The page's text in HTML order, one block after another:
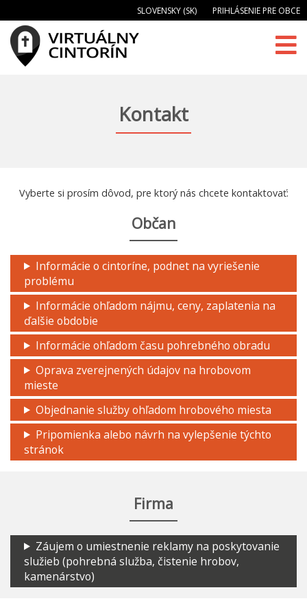
SLOVENSKY (SK) PRIHLÁSENIE PRE OBCE
Kontakt
Vyberte si prosím dôvod, pre ktorý nás chcete kontaktovať:
Občan
Informácie o cintoríne, podnet na vyriešenie
problému
Informácie ohľadom nájmu, ceny, zaplatenia na
ďalšie obdobie
Informácie ohľadom času pohrebného obradu
Oprava zverejnených údajov na hrobovom
mieste
Objednanie služby ohľadom hrobového miesta
Pripomienka alebo návrh na vylepšenie týchto
stránok
Firma
Záujem o umiestnenie reklamy na poskytovanie
služieb (pohrebná služba, čistenie hrobov,
kamenárstvo)